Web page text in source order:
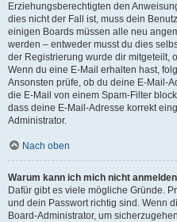
Erziehungsberechtigten den
dies nicht der Fall ist, muss dein
einigen Boards müssen alle neu
werden – entweder musst du dies
der Registrierung wurde dir mitgeteilt,
Wenn du eine E-Mail erhalten hast,
Ansonsten prüfe, ob du deine E-Mail-
die E-Mail von einem Spam-Filter
dass deine E-Mail-Adresse korrekt
Administrator.
Nach oben
Warum kann ich mich nicht
Dafür gibt es viele mögliche Gründe.
und dein Passwort richtig sind. Wenn
Board-Administrator, um